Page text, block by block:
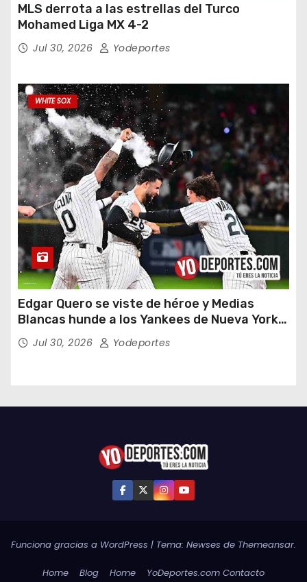
MLS derrota a las estrellas del Turco
Mohamed Liga MX 4-2
Jul 30, 2026 Yodeportes
WHITE SOX
Edgar Quero se viste de héroe y Medias
Blancas hunde a los Yankees de Nueva York
en doce entradas
Jul 30, 2026 Yodeportes
Funciona gracias a WordPress | Tema: Newses de Themeansar.
Home Blog Home YoDeportes.com Contacto